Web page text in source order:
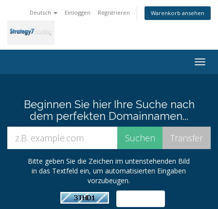
Deutsch Einloggen Registrieren Warenkorb ansehen
Beginnen Sie hier Ihre Suche nach
dem perfekten Domainnamen...
Bitte geben Sie die Zeichen im untenstehenden Bild
in das Textfeld ein, um automatisierten Eingaben
vorzubeugen.